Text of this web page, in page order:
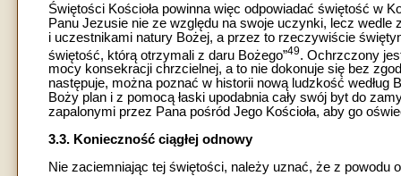
Świętości Kościoła powinna więc odpowiadać świętość w
Panu Jezusie nie ze względu na swoje uczynki, lecz
i uczestnikami natury Bożej, a przez to rzeczywiście
świętość, którą otrzymali z daru Bożego”49. Ochrzczony
mocy konsekracji chrzcielnej, a to nie dokonuje się bez
następuje, można poznać w historii nową ludzkość według
Boży plan i z pomocą łaski upodabnia cały swój byt do
zapalonymi przez Pana pośród Jego Kościoła, aby go
3.3. Konieczność ciągłej odnowy
Nie zaciemniając tej świętości, należy uznać, że z powodu